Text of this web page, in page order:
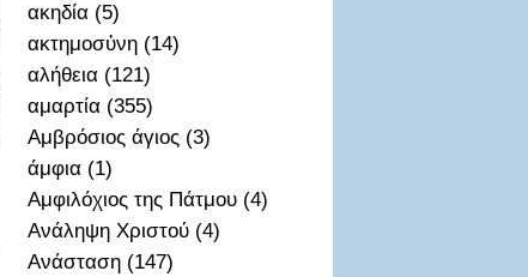
ακηδία (5)
ακτημοσὐνη (14)
αλήθεια (121)
αμαρτία (355)
Αμβρόσιος άγιος (3)
άμφια (1)
Αμφιλόχιος της Πάτμου (4)
Ανάληψη Χριστού (4)
Ανάσταση (147)